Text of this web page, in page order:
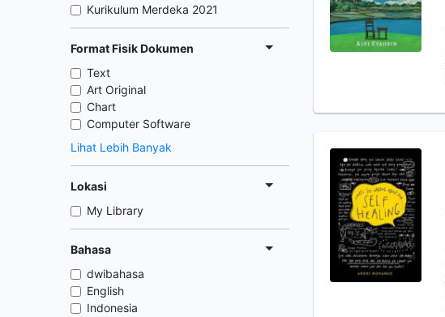
Kurikulum Merdeka 2021
Format Fisik Dokumen
Text
Art Original
Chart
Computer Software
Lihat Lebih Banyak
Lokasi
My Library
Bahasa
dwibahasa
English
Indonesia